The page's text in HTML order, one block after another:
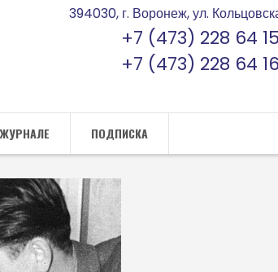
394030, г. Воронеж, ул.
+7 (473) 228 64 15
+7 (473) 228 64 16
ПОДПИСКА